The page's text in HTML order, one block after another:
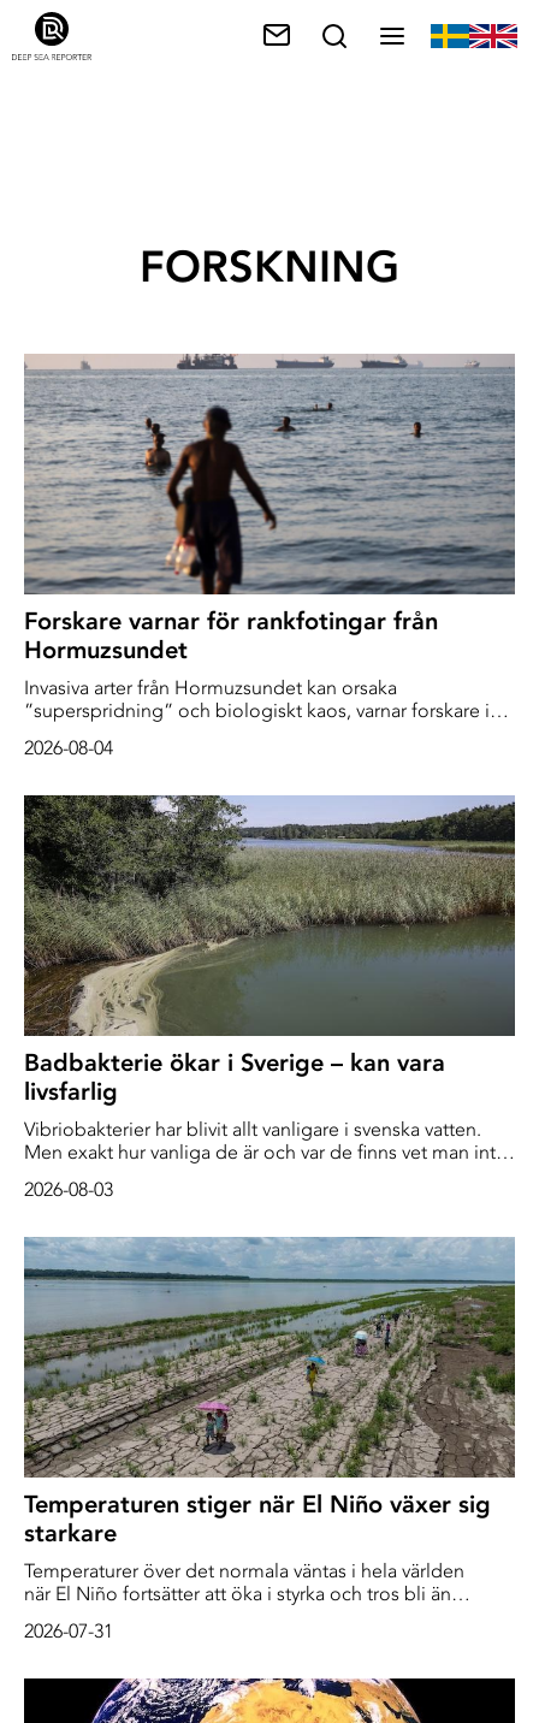
FORSKNING
Forskare varnar för rankfotingar från
Hormuzsundet
Invasiva arter från Hormuzsundet kan orsaka
”superspridning” och biologiskt kaos, varnar forskare i
scenario är jag inte säker på att du hade kunnat göra det
fraktfartyg som har varit fast i Hormuzsundet sedan kriget
mellan USA och Iran […]
2026-08-04
Badbakterie ökar i Sverige – kan vara
livsfarlig
Vibriobakterier har blivit allt vanligare i svenska vatten.
Men exakt hur vanliga de är och var de finns vet man inte
vilka som riskerar att bli svårt sjuka av dem, säger
vibriobakterier förknippas ofta med bad i […]
2026-08-03
Temperaturen stiger när El Niño växer sig
starkare
Temperaturer över det normala väntas i hela världen
när El Niño fortsätter att öka i styrka och tros bli än
rapport från Världsmeteorologiska organisationen
positiv dipol – ett klimatmönster där den västra delen av
Indiska oceanen blir varmare än genomsnittet, medan
2026-07-31